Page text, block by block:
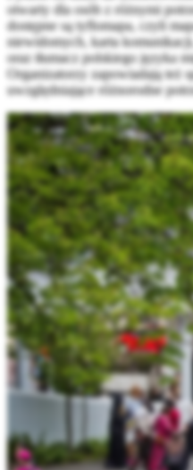
otwarty dla osób z różnymi
dostępne są tyflomapa, czyli
niewidomych, karta
oraz tłumacz polskiego języka
Organizatorzy zapowiadają też
uwzględniające różnorodne